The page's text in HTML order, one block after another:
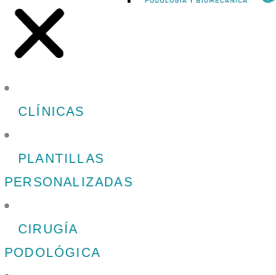
CLÍNICAS
PLANTILLAS
PERSONALIZADAS
CIRUGÍA
PODOLÓGICA